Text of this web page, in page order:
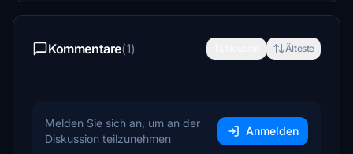
Kommentare(1) Älteste
Melden Sie sich an, um an der
Diskussion teilzunehmen
Anmelden